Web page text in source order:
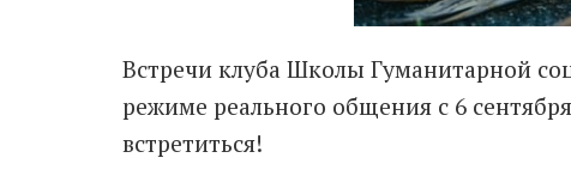
Встречи клуба Школы Гуманитарной
режиме реального общения с 6
встретиться!